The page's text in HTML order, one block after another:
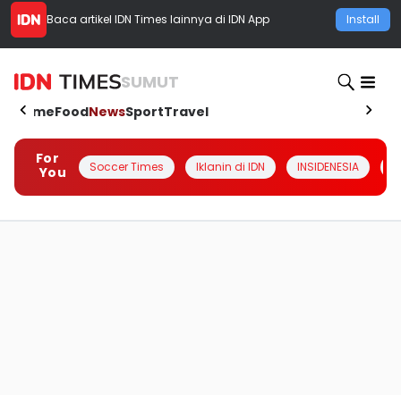
Baca artikel IDN Times lainnya di IDN App Install
SUMUT
HomeFoodNewsSportTravel
For
You
Soccer Times Iklanin di IDN INSIDENESIA